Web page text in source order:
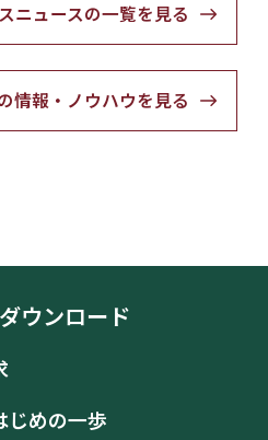
ニュースの一覧を見る
情報・ノウハウを見る
ウンロード
じめの一歩